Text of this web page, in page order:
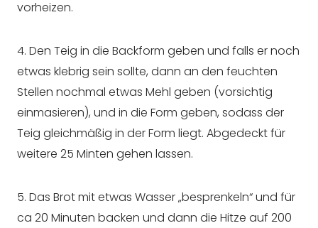
vorheizen.
4. Den Teig in die Backform geben und falls er noch
etwas klebrig sein sollte, dann an den feuchten
Stellen nochmal etwas Mehl geben (vorsichtig
einmasieren), und in die Form geben, sodass der
Teig gleichmäßig in der Form liegt. Abgedeckt für
weitere 25 Minten gehen lassen.
5. Das Brot mit etwas Wasser „besprenkeln“ und für
ca 20 Minuten backen und dann die Hitze auf 200